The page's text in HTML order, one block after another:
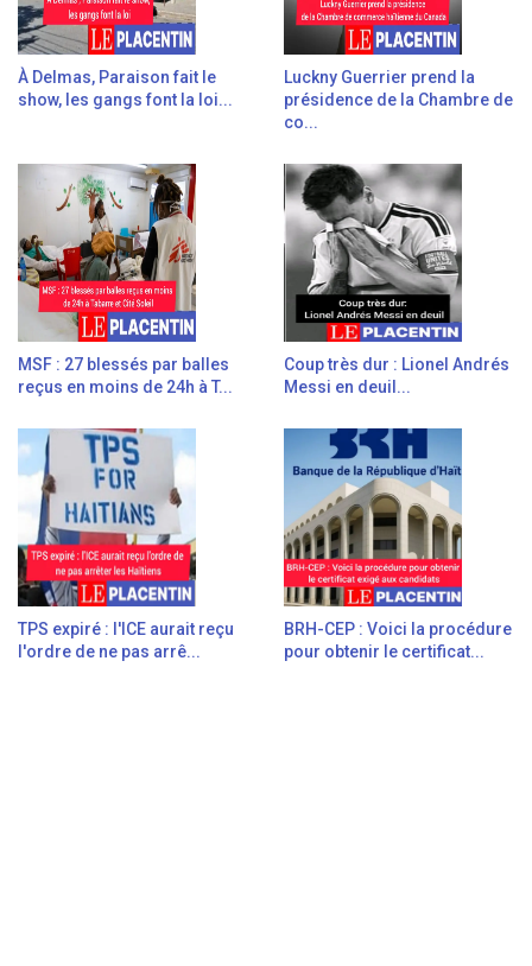
À Delmas, Paraison fait le
show, les gangs font la loi...
Luckny Guerrier prend la
présidence de la Chambre de
co...
MSF : 27 blessés par balles
reçus en moins de 24h à T...
Coup très dur : Lionel Andrés
Messi en deuil...
TPS expiré : l'ICE aurait reçu
l'ordre de ne pas arrê...
BRH-CEP : Voici la procédure
pour obtenir le certificat...